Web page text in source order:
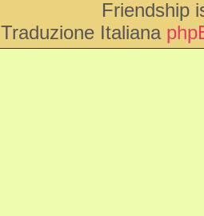
Friendship
Traduzione Italiana